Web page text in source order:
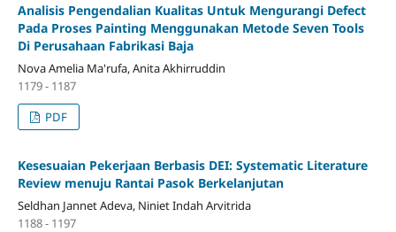
Analisis Pengendalian Kualitas Untuk Mengurangi Defect
Pada Proses Painting Menggunakan Metode Seven Tools
Di Perusahaan Fabrikasi Baja
Nova Amelia Ma'rufa, Anita Akhirruddin
1179 - 1187
PDF
Kesesuaian Pekerjaan Berbasis DEI: Systematic Literature
Review menuju Rantai Pasok Berkelanjutan
Seldhan Jannet Adeva, Niniet Indah Arvitrida
1188 - 1197